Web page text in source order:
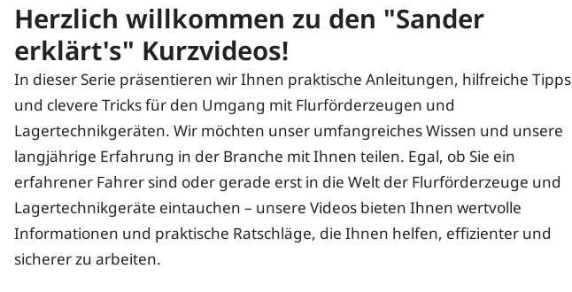
Herzlich willkommen zu den "Sander
erklärt's" Kurzvideos!
In dieser Serie präsentieren wir Ihnen praktische Anleitungen, hilfreiche Tipps
und clevere Tricks für den Umgang mit Flurförderzeugen und
Lagertechnikgeräten. Wir möchten unser umfangreiches Wissen und unsere
langjährige Erfahrung in der Branche mit Ihnen teilen. Egal, ob Sie ein
erfahrener Fahrer sind oder gerade erst in die Welt der Flurförderzeuge und
Lagertechnikgeräte eintauchen – unsere Videos bieten Ihnen wertvolle
Informationen und praktische Ratschläge, die Ihnen helfen, effizienter und
sicherer zu arbeiten.